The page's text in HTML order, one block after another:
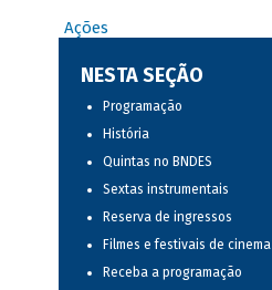
Ações
NESTA SEÇÃO
Programação
História
Quintas no BNDES
Sextas instrumentais
Reserva de ingressos
Filmes e festivais de cinema
Receba a programação